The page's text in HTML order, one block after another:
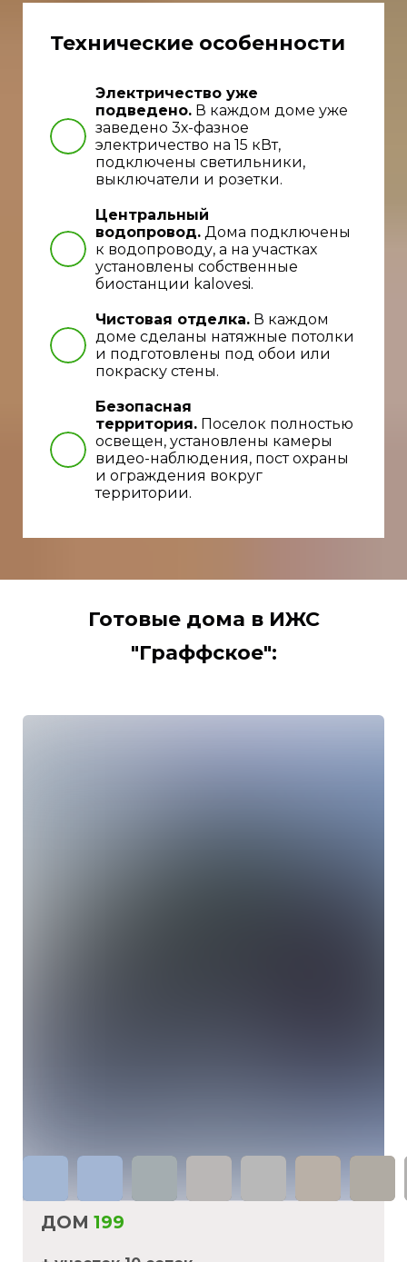
Технические особенности
Электричество уже
подведено. В каждом доме уже
заведено 3х-фазное
электричество на 15 кВт,
подключены светильники,
выключатели и розетки.
Центральный
водопровод. Дома подключены
к водопроводу, а на участках
установлены собственные
биостанции kalovesi.
Чистовая отделка. В каждом
доме сделаны натяжные потолки
и подготовлены под обои или
покраску стены.
Безопасная
территория. Поселок полностью
освещен, установлены камеры
видео-наблюдения, пост охраны
и ограждения вокруг
территории.
Готовые дома в ИЖС
"Граффское":
ДОМ 199